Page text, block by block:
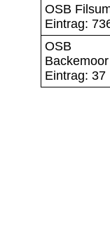
OSB
Eintrag:
OSB
Backemoor
Eintrag: 37